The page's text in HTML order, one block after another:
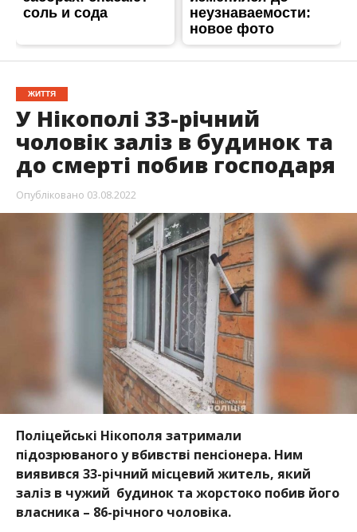
ЖИТТЯ
У Нікополі 33-річний
чоловік заліз в будинок та
до смерті побив господаря
Опубліковано 03.08.2022
Поліцейські Нікополя затримали
підозрюваного у вбивстві пенсіонера. Ним
виявився 33-річний місцевий житель, який
заліз в чужий будинок та жорстоко побив його
власника – 86-річного чоловіка.